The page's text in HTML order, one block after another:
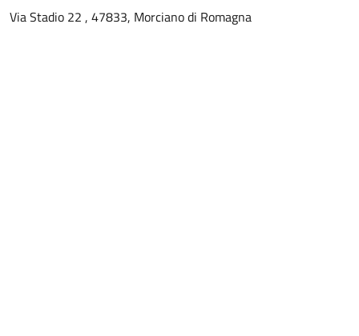
Via Stadio 22 , 47833, Morciano di Romagna